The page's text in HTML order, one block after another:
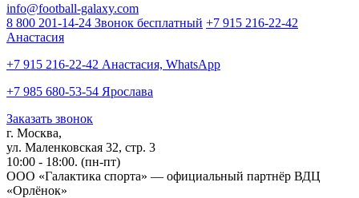
info@football-galaxy.com
8 800 201-14-24 Звонок бесплатный +7 915 216-22-42
Анастасия
+7 915 216-22-42 Анастасия, WhatsApp
+7 985 680-53-54 Ярослава
Заказать звонок
г. Москва,
ул. Маленковская 32, стр. 3
10:00 - 18:00. (пн-пт)
ООО «Галактика спорта» — официальный партнёр ВДЦ
«Орлёнок»